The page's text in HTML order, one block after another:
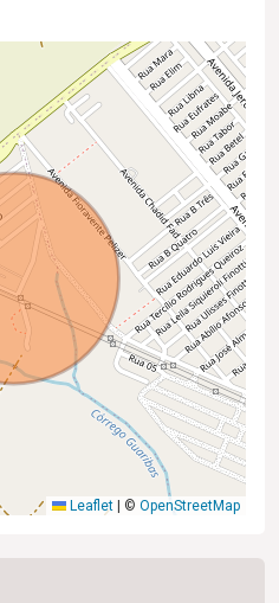
Leaflet | © OpenStreetMap